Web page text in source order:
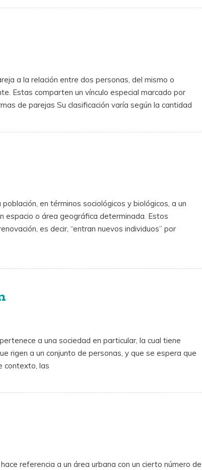
a la relación entre dos personas, del mismo o
Estas comparten un vínculo especial marcado por
de parejas Su clasificación varía según la cantidad
en términos sociológicos y biológicos, a un
espacio o área geográfica determinada. Estos
es decir, “entran nuevos individuos” por
a una sociedad en particular, la cual tiene
rigen a un conjunto de personas, y que se espera que
contexto, las
referencia a un área urbana con un cierto número de